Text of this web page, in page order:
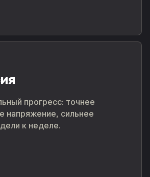
прогресс: точнее
напряжение, сильнее
к неделе.